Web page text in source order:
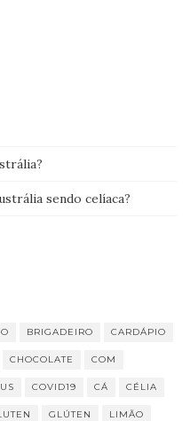
sendo celíaca?
BRIGADEIRO CARDÁPIO
CHOCOLATE COM
COVID19 CÁ CÉLIA
GLÚTEN LIMÃO